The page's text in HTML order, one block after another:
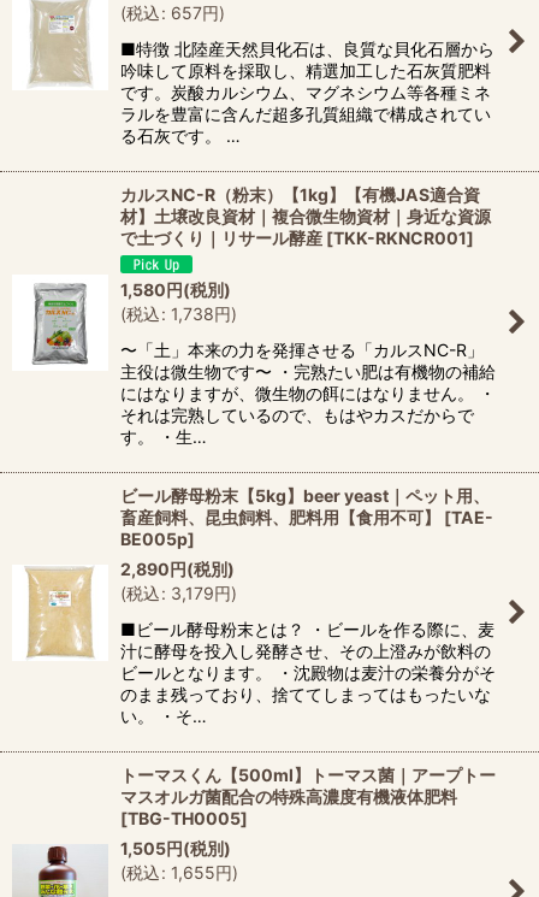
(税込: 657円)
■特徴 北陸産天然貝化石は、良質な貝化石層から
吟味して原料を採取し、精選加工した石灰質肥料
です。炭酸カルシウム、マグネシウム等各種ミネ
ラルを豊富に含んだ超多孔質組織で構成されてい
る石灰です。 …
カルスNC-R（粉末）【1kg】【有機JAS適合資
材】土壌改良資材｜複合微生物資材｜身近な資源
で土づくり｜リサール酵産 [TKK-RKNCR001]
1,580円(税別)
(税込: 1,738円)
〜「土」本来の力を発揮させる「カルスNC-R」
主役は微生物です〜 ・完熟たい肥は有機物の補給
にはなりますが、微生物の餌にはなりません。 ・
それは完熟しているので、もはやカスだからで
す。 ・生…
ビール酵母粉末【5kg】beer yeast｜ペット用、
畜産飼料、昆虫飼料、肥料用【食用不可】
[TAE-
BE005p]
2,890円(税別)
(税込: 3,179円)
■ビール酵母粉末とは？ ・ビールを作る際に、麦
汁に酵母を投入し発酵させ、その上澄みが飲料の
ビールとなります。 ・沈殿物は麦汁の栄養分がそ
のまま残っており、捨ててしまってはもったいな
い。 ・そ…
トーマスくん【500ml】トーマス菌｜アープトー
マスオルガ菌配合の特殊高濃度有機液体肥料
[TBG-TH0005]
1,505円(税別)
(税込: 1,655円)